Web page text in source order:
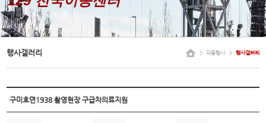
행사갤러리 각종행사 행사갤러리
구미호뎐1938 촬영현장 구급차의료지원